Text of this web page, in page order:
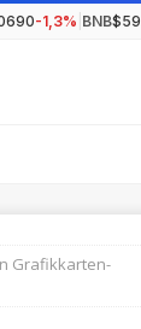
-1,3% BNB
Grafikkarten-